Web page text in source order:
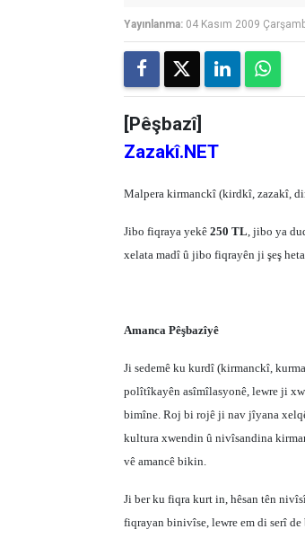
Yayınlanma: 04 Kasım 2009
[Pêşbazî]
Zazakî.NET
Malpera kirmanckî (kirdkî, zazakî,
Jibo fiqraya yekê 250 TL, jibo ya
xelata madî û jibo fiqrayên ji şeş
Amanca Pêşbazîyê
Ji sedemê ku kurdî (kirmanckî,
polîtîkayên asîmîlasyonê, lewre ji
bimîne. Roj bi rojê ji nav jîyana
kultura xwendin û nivîsandina
vê amancê bikin.
Ji ber ku fiqra kurt in, hêsan tên
fiqrayan binivîse, lewre em di serî